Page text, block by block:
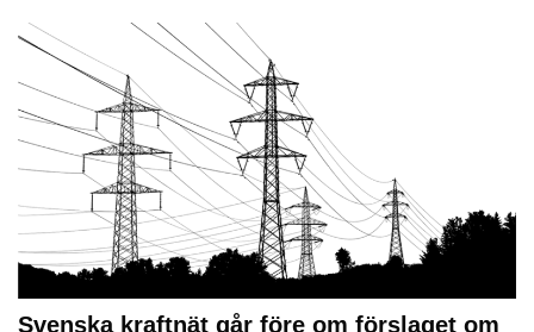
Svenska kraftnät går före om förslaget om